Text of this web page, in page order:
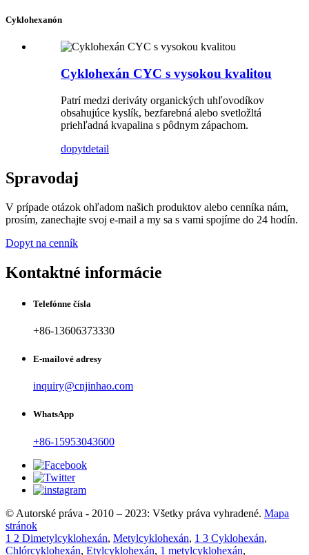
Cyklohexanón
Cyklohexán CYC s vysokou kvalitou
Patrí medzi deriváty organických uhľovodíkov
obsahujúce kyslík, bezfarebná alebo svetložltá
priehľadná kvapalina s pôdnym zápachom.
dopytdetail
Spravodaj
V prípade otázok ohľadom našich produktov alebo cenníka nám,
prosím, zanechajte svoj e-mail a my sa s vami spojíme do 24 hodín.
Dopyt na cenník
Kontaktné informácie
Telefónne čísla
+86-13606373330
E-mailové adresy
inquiry@cnjinhao.com
WhatsApp
+86-15953043600
© Autorské práva - 2010 – 2023: Všetky práva vyhradené. Mapa
stránok
1 2 Dimetylcyklohexán, Metylcyklohexán, 1 3 Cyklohexán,
Chlórcyklohexán, Etylcyklohexán, 1 metylcyklohexán,